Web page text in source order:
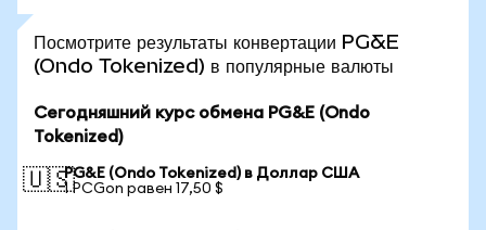
Посмотрите результаты конвертации PG&E
(Ondo Tokenized) в популярные валюты
Сегодняшний курс обмена PG&E (Ondo
Tokenized)
🇺🇸PG&E (Ondo Tokenized) в Доллар США
1 PCGon равен 17,50 $